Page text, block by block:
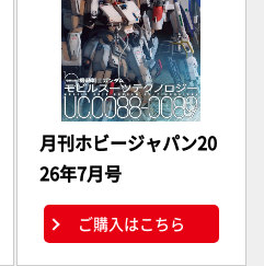
月刊ホビージャパン20
26年7月号
ご購入はこちら